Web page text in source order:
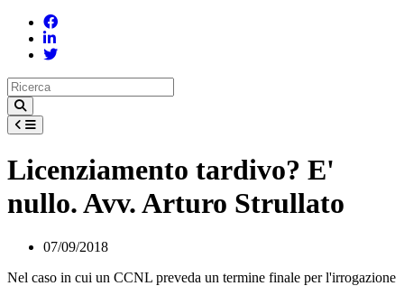
Licenziamento tardivo? E'
nullo. Avv. Arturo Strullato
07/09/2018
Nel caso in cui un CCNL preveda un termine finale per l'irrogazione